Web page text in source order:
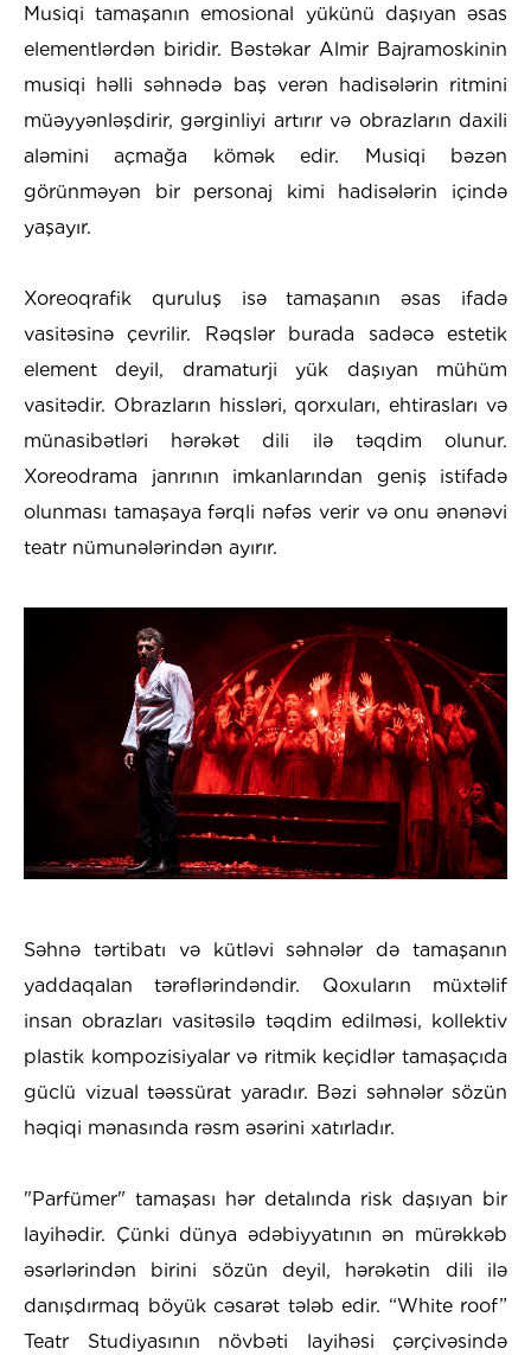
Musiqi tamaşanın emosional yükünü daşıyan əsas
elementlərdən biridir. Bəstəkar Almir Bajramoskinin
musiqi həlli səhnədə baş verən hadisələrin ritmini
müəyyənləşdirir, gərginliyi artırır və obrazların daxili
aləmini açmağa kömək edir. Musiqi bəzən
görünməyən bir personaj kimi hadisələrin içində
yaşayır.
Xoreoqrafik quruluş isə tamaşanın əsas ifadə
vasitəsinə çevrilir. Rəqslər burada sadəcə estetik
element deyil, dramaturji yük daşıyan mühüm
vasitədir. Obrazların hissləri, qorxuları, ehtirasları və
münasibətləri hərəkət dili ilə təqdim olunur.
Xoreodrama janrının imkanlarından geniş istifadə
olunması tamaşaya fərqli nəfəs verir və onu ənənəvi
teatr nümunələrindən ayırır.
Səhnə tərtibatı və kütləvi səhnələr də tamaşanın
yaddaqalan tərəflərindəndir. Qoxuların müxtəlif
insan obrazları vasitəsilə təqdim edilməsi, kollektiv
plastik kompozisiyalar və ritmik keçidlər tamaşaçıda
güclü vizual təəssürat yaradır. Bəzi səhnələr sözün
həqiqi mənasında rəsm əsərini xatırladır.
"Parfümer" tamaşası hər detalında risk daşıyan bir
layihədir. Çünki dünya ədəbiyyatının ən mürəkkəb
əsərlərindən birini sözün deyil, hərəkətin dili ilə
danışdırmaq böyük cəsarət tələb edir. “White roof”
Teatr Studiyasının növbəti layihəsi çərçivəsində